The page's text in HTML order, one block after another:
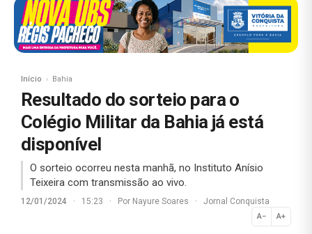
Início Bahia
Resultado do sorteio para o
Colégio Militar da Bahia já está
disponível
O sorteio ocorreu nesta manhã, no Instituto Anísio
Teixeira com transmissão ao vivo.
12/01/2024 · 15:23 · Por Nayure Soares · Jornal Conquista
A− A+
Normal